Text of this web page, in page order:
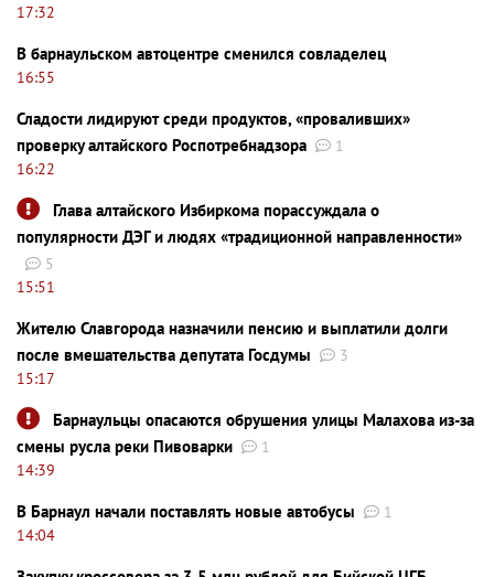
17:32
В барнаульском автоцентре сменился совладелец
16:55
Сладости лидируют среди продуктов, «проваливших»
проверку алтайского Роспотребнадзора
1
16:22
Глава алтайского Избиркома порассуждала о
популярности ДЭГ и людях «традиционной направленности»
5
15:51
Жителю Славгорода назначили пенсию и выплатили долги
после вмешательства депутата Госдумы
3
15:17
Барнаульцы опасаются обрушения улицы Малахова из-за
смены русла реки Пивоварки
1
14:39
В Барнаул начали поставлять новые автобусы
1
14:04